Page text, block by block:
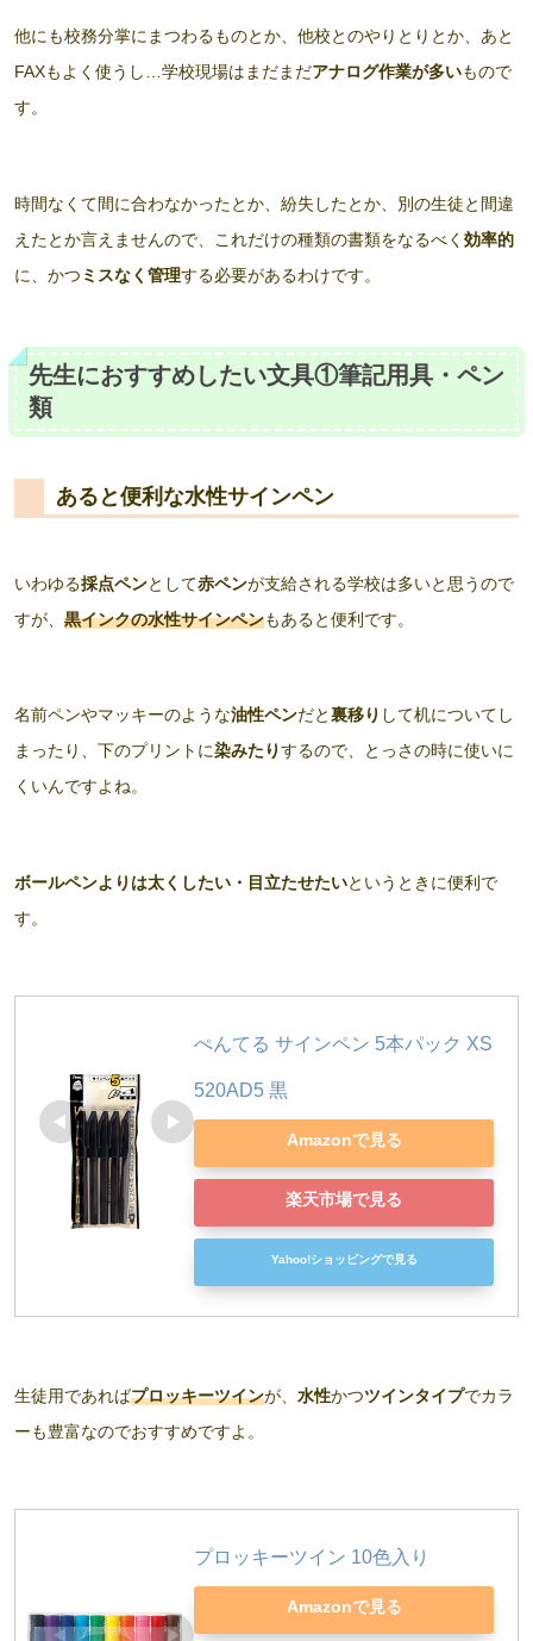
他にも校務分掌にまつわるものとか、他校とのやりとりとか、あと
FAXもよく使うし…学校現場はまだまだアナログ作業が多いもので
す。
時間なくて間に合わなかったとか、紛失したとか、別の生徒と間違
えたとか言えませんので、これだけの種類の書類をなるべく 効率的
に、かつ ミスなく管理する必要があるわけです。
先生におすすめしたい文具①筆記用具・ペン
類
あると便利な水性サインペン
いわゆる採点ペンとして赤ペンが支給される学校は多いと思うので
すが、 黒インクの水性サインペンもあると便利です。
名前ペンやマッキーのような油性ペンだと裏移り して机についてし
まったり、下のプリントに染みたりするので、とっさの時に使いに
くいんですよね。
ボールペンよりは太くしたい・目立たせたいというときに便利で
す。
ぺんてる サインペン 5本パック XS
520AD5 黒
Amazonで見る
楽天市場で見る
Yahoo!ショッピングで見る
生徒用であればプロッキーツインが、 水性かつツインタイプでカラ
ーも豊富なのでおすすめですよ。
プロッキーツイン 10色入り
Amazonで見る